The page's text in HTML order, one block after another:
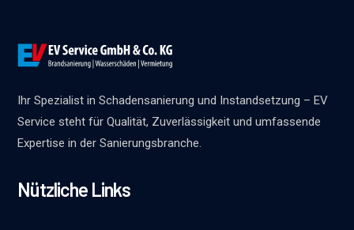
Ihr Spezialist in Schadensanierung und Instandsetzung – EV
Service steht für Qualität, Zuverlässigkeit und umfassende
Expertise in der Sanierungsbranche.
Nützliche Links